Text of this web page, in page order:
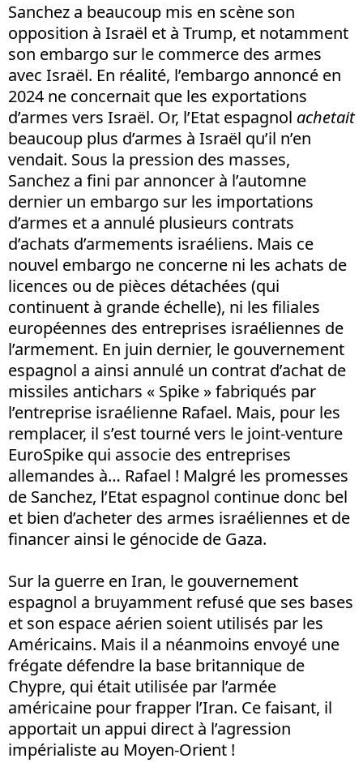
Sanchez a beaucoup mis en scène son
opposition à Israël et à Trump, et notamment
son embargo sur le commerce des armes
avec Israël. En réalité, l’embargo annoncé en
2024 ne concernait que les exportations
d’armes vers Israël. Or, l’Etat espagnol achetait
beaucoup plus d’armes à Israël qu’il n’en
vendait. Sous la pression des masses,
Sanchez a fini par annoncer à l’automne
dernier un embargo sur les importations
d’armes et a annulé plusieurs contrats
d’achats d’armements israéliens. Mais ce
nouvel embargo ne concerne ni les achats de
licences ou de pièces détachées (qui
continuent à grande échelle), ni les filiales
européennes des entreprises israéliennes de
l’armement. En juin dernier, le gouvernement
espagnol a ainsi annulé un contrat d’achat de
missiles antichars « Spike » fabriqués par
l’entreprise israélienne Rafael. Mais, pour les
remplacer, il s’est tourné vers le joint-venture
EuroSpike qui associe des entreprises
allemandes à… Rafael ! Malgré les promesses
de Sanchez, l’Etat espagnol continue donc bel
et bien d’acheter des armes israéliennes et de
financer ainsi le génocide de Gaza.
Sur la guerre en Iran, le gouvernement
espagnol a bruyamment refusé que ses bases
et son espace aérien soient utilisés par les
Américains. Mais il a néanmoins envoyé une
frégate défendre la base britannique de
Chypre, qui était utilisée par l’armée
américaine pour frapper l’Iran. Ce faisant, il
apportait un appui direct à l’agression
impérialiste au Moyen-Orient !